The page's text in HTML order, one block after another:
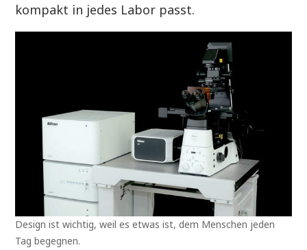
kompakt in jedes Labor passt.
Design ist wichtig, weil es etwas ist, dem Menschen jeden
Tag begegnen.